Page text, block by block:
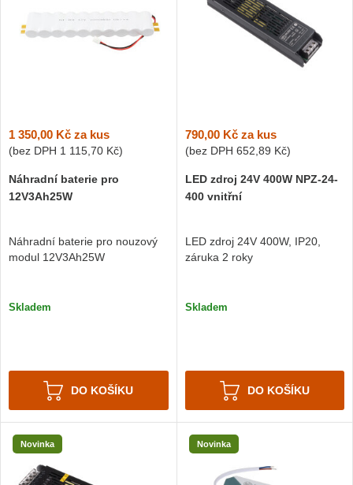
1 350,00 Kč za kus
(bez DPH 1 115,70 Kč)
Náhradní baterie pro
12V3Ah25W
Náhradní baterie pro nouzový
modul 12V3Ah25W
Skladem
DO KOŠÍKU
790,00 Kčza kus
(bez DPH 652,89 Kč)
LED zdroj 24V 400W NPZ-24-
400 vnitřní
LED zdroj 24V 400W, IP20,
záruka 2 roky
Skladem
DO KOŠÍKU
Novinka Novinka